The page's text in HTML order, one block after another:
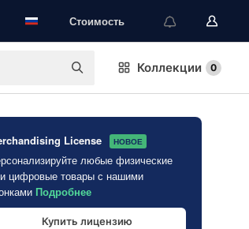
Стоимость
Коллекции 0
License НОВОЕ
любые физические
цифровые товары с нашими
Подробнее
Купить лицензию